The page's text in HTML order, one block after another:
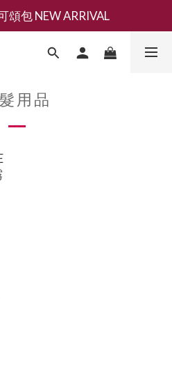
領抵用千元購物金
頌包 NEW ARRIVAL
上兩件9折，三件享85折 】
用品